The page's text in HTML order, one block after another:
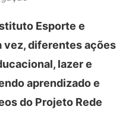
Esporte e
vez, diferentes ações
lazer e
aprendizado e
do Projeto Rede